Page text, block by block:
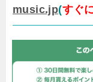
music.jp(すぐ